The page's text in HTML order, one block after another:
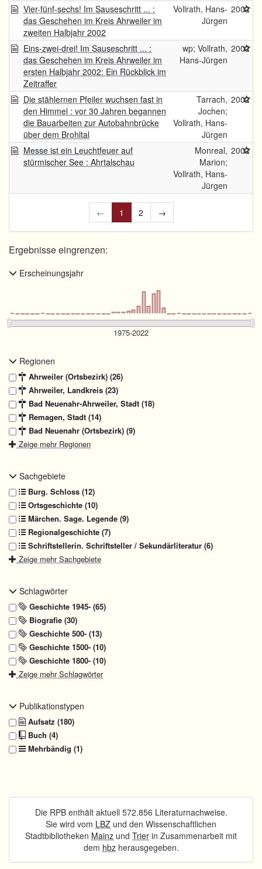
Vier-fünf-sechs! Im Sauseschritt ... :
das Geschehen im Kreis Ahrweiler im
zweiten Halbjahr 2002
Vollrath, Hans-
Jürgen
2002
Eins-zwei-drei! Im Sauseschritt ... :
das Geschehen im Kreis Ahrweiler im
ersten Halbjahr 2002: Ein Rückblick im
Zeitraffer
wp; Vollrath,
Hans-Jürgen
2002
Die stählernen Pfeiler wuchsen fast in
den Himmel : vor 30 Jahren begannen
die Bauarbeiten zur Autobahnbrücke
über dem Brohltal
Tarrach,
Jochen;
Vollrath, Hans-
Jürgen
2002
Messe ist ein Leuchtfeuer auf
stürmischer See : Ahrtalschau
Monreal,
Marion;
Vollrath, Hans-
Jürgen
2002
← 1 2 →
Ergebnisse eingrenzen:
Erscheinungsjahr
Regionen
Ahrweiler (Ortsbezirk) (26)
Ahrweiler, Landkreis (23)
Bad Neuenahr-Ahrweiler, Stadt (18)
Remagen, Stadt (14)
Bad Neuenahr (Ortsbezirk) (9)
Zeige mehr Regionen
Sachgebiete
Burg. Schloss (12)
Ortsgeschichte (10)
Märchen. Sage. Legende (9)
Regionalgeschichte (7)
Schriftstellerin. Schriftsteller / Sekundärliteratur (6)
Zeige mehr Sachgebiete
Schlagwörter
Geschichte 1945- (65)
Biografie (30)
Geschichte 500- (13)
Geschichte 1500- (10)
Geschichte 1800- (10)
Zeige mehr Schlagwörter
Publikationstypen
Aufsatz (180)
Buch (4)
Mehrbändig (1)
Die RPB enthält aktuell 572.856 Literaturnachweise.
Sie wird vom LBZ und den Wissenschaftlichen
Stadtbibliotheken Mainz und Trier in Zusammenarbeit mit
dem hbzherausgegeben.